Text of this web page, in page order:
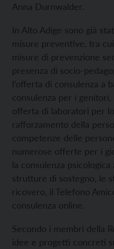
Anna Durnwalder.
In Alto Adige sono già
misure preventive, tra
misure di prevenzione
presenza di socio-
l’offerta di consulenza a
consulenza per i genitori,
offerta di laboratori per
rafforzamento della
competenze delle
numerose offerte per i
la consulenza
strutture di sostegno, le
ricovero, il Telefono
consulenza online.
Secondo i membri della
idee e progetti concreti